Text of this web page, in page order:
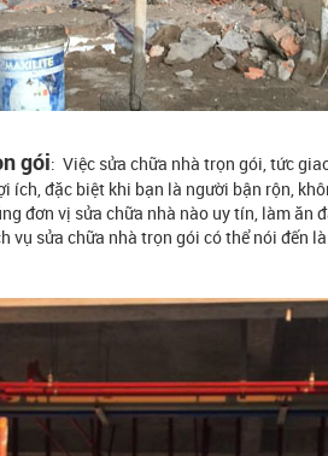
gói: Việc sửa chữa nhà trọn gói, tức
ích, đặc biệt khi bạn là người bận rộn,
đơn vị sửa chữa nhà nào uy tín, làm ăn
vụ sửa chữa nhà trọn gói có thể nói đến